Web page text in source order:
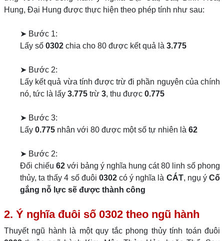
Hung, Đại Hung được thực hiện theo phép tính như sau:
➤ Bước 1:
Lấy số 0302 chia cho 80 được kết quả là 3.775
➤ Bước 2:
Lấy kết quả vừa tính được trừ đi phần nguyên của chính
nó, tức là lấy 3.775 trừ 3, thu được 0.775
➤ Bước 3:
Lấy 0.775 nhân với 80 được một số tự nhiên là 62
➤ Bước 2:
Đối chiếu 62 với bảng ý nghĩa hung cát 80 linh số phong
thủy, ta thấy 4 số đuôi 0302có ý nghĩa là CÁT, ngụ ýCố
gắng nỗ lực sẽ được thành công
2. Ý nghĩa đuôi số 0302 theo ngũ hành
Thuyết ngũ hành là một quy tắc phong thủy tính toán đuôi